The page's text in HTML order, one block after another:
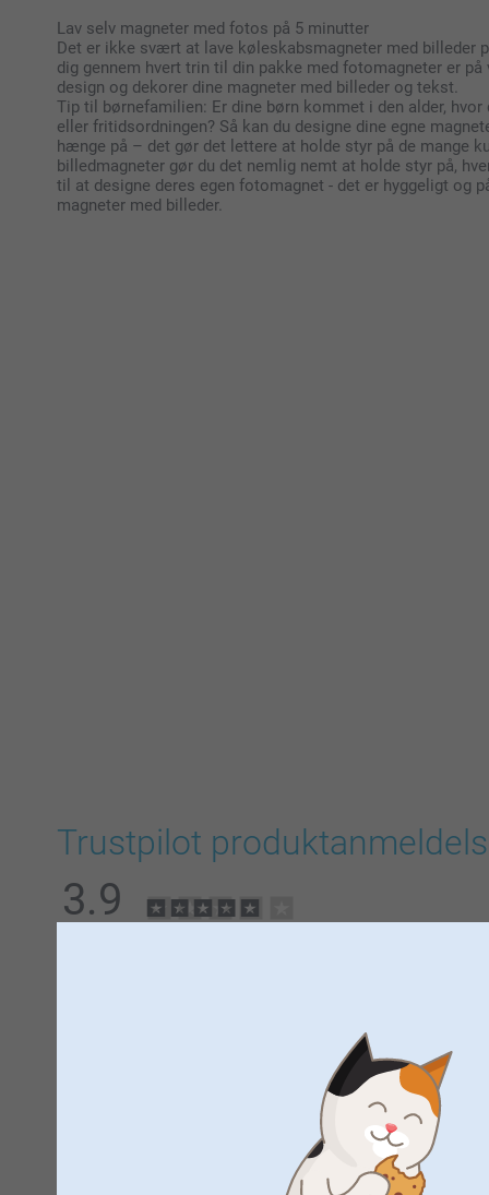
Lav selv magneter med fotos på 5 minutter
Det er ikke svært at lave køleskabsmagneter med billeder
dig gennem hvert trin til din pakke med fotomagneter er
design og dekorer dine magneter med billeder og tekst.
Tip til børnefamilien: Er dine børn kommet i den alder,
eller fritidsordningen? Så kan du designe dine egne
hænge på – det gør det lettere at holde styr på de mange
billedmagneter gør du det nemlig nemt at holde styr på,
til at designe deres egen fotomagnet - det er hyggeligt og
magneter med billeder.
Trustpilot
3.9